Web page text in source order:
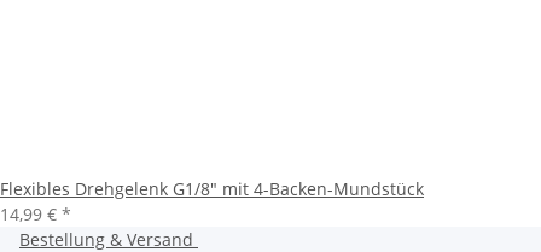
Flexibles Drehgelenk G1/8" mit 4-Backen-Mundstück
14,99 € *
Bestellung & Versand